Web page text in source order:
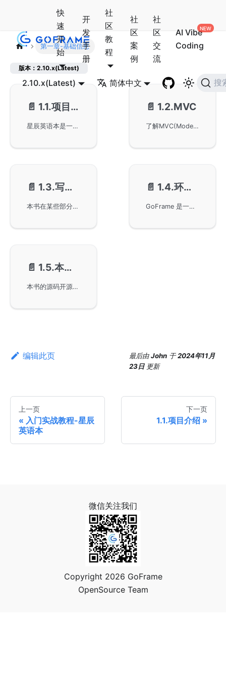
快
速
开
始
开
发
手
册
社
区
教
程
社
区
案
例
社
区
交
流
AI Vibe
Coding
2.10.x(Latest) 简体中文 搜
第一章-基础信息
版本：2.10.x(Latest)
📄️ 1.1.项目介绍
星辰英语本是一个GoFrame实战演示项目，帮助用户学习和管理英语单词，包括注册及登陆功能，并提供随机复习和掌握度设置。项目采用前后端分离模式，使用GoFrame框架进行开发，输出标准的Json格式数据，以便前端通过HTTP请求获取并构建页面。
📄️ 1.2.MVC
了解MVC(Model-View-Controller)程序设计架构，其中Model负责应用程序的数据和业务逻辑，管理数据与数据库交互；View负责显示数据和用户界面，与用户交互展示数据；Controller处理用户输入和请求，作为模型与视图之间的中介。前后端分离中，注重Controller和Model层。
📄️ 1.3.写作约定
本书在某些部分使用命令行，其中使用美元符号作为提示符号。通过命令输出信息到终端，并在不必要的代码中省略部分以保持整洁。示例展示了如何使用GoFrame框架进行基本的输出操作和代码编写技巧。
📄️ 1.4.环境准备
GoFrame 是一个基于 Go 语言的 Web 后端框架，要求 Go 版本至少为 1.20。项目开发需要数据库支持，例子中使用 MySQL，并且兼容 MariaDB、TiDB 等多种数据库。推荐使用 Postman 或其他工具进行接口测试。还介绍了 GoFrame 的 GF CLI 安装和项目初始化过程，并提供了详细的项目目录结构说明。
📄️ 1.5.本书源码
本书的源码开源于GitHub，其开源许可证基于MIT协议，允许用户免费使用、复制及修改软件而不受限制。文档中详细描述了软件许可的内容和条件，确保用户在使用版权内容时遵循规定，并对软件的适用性和责任做出声明，以便于更好地应用和开发。
编辑此页 最后由John 于2024年11月
23日 更新
上一页
入门实战教程-星辰
英语本
下一页
1.1.项目介绍
微信关注我们
Copyright 2026 GoFrame
OpenSource Team